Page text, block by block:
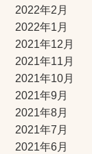
2022年2月
2022年1月
2021年12月
2021年11月
2021年10月
2021年9月
2021年8月
2021年7月
2021年6月